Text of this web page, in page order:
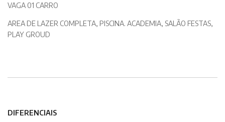
VAGA 01 CARRO
AREA DE LAZER COMPLETA, PISCINA. ACADEMIA, SALÃO FESTAS,
PLAY GROUD
DIFERENCIAIS